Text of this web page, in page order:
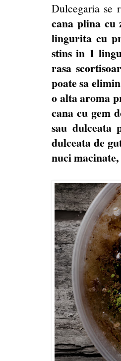
Dulcegaria se
cana plina
lingurita cu
stins in 1
rasa
poate sa
o alta aroma
cana cu gem
sau dulceata
dulceata de
nuci